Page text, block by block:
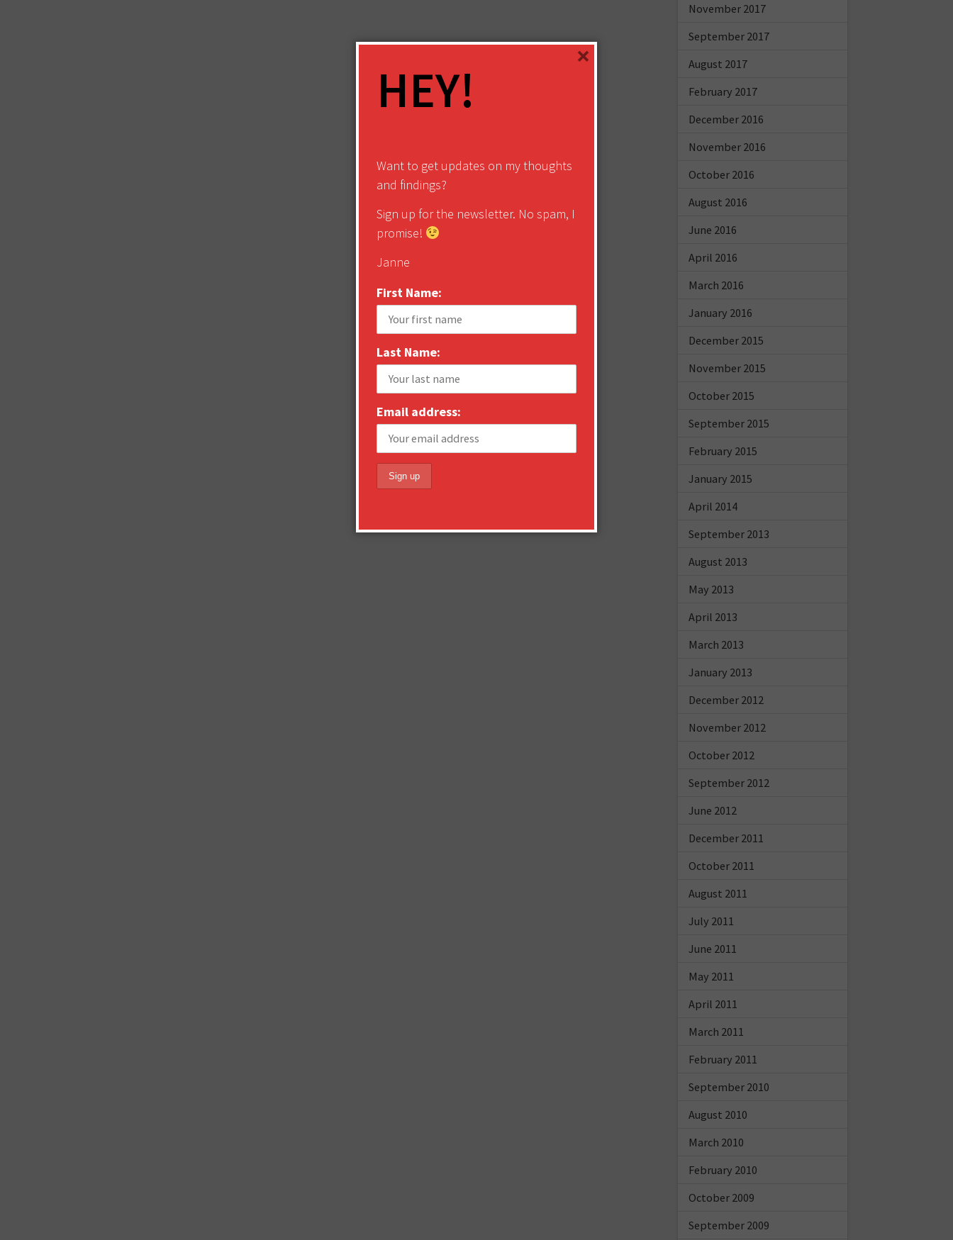
November 2017
September 2017
August 2017
February 2017
December 2016
November 2016
October 2016
August 2016
June 2016
April 2016
March 2016
January 2016
December 2015
November 2015
October 2015
September 2015
February 2015
January 2015
April 2014
September 2013
August 2013
May 2013
April 2013
March 2013
January 2013
December 2012
November 2012
October 2012
September 2012
June 2012
December 2011
October 2011
August 2011
July 2011
June 2011
May 2011
April 2011
March 2011
February 2011
September 2010
August 2010
March 2010
February 2010
October 2009
September 2009
HEY!
Want to get updates on my thoughts
and findings?
Sign up for the newsletter. No spam, I
promise!
Janne
First Name:
Last Name:
Email address:
×